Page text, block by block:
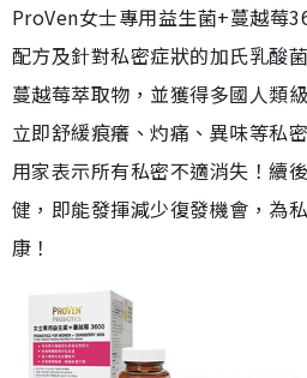
ProVen女士專用益生菌+蔓越莓
配方及針對私密症狀的加氏乳酸
蔓越莓萃取物，並獲得多國人類
立即舒緩痕癢、灼痛、異味等私
用家表示所有私密不適消失！續
健，即能發揮減少復發機會，為
康！